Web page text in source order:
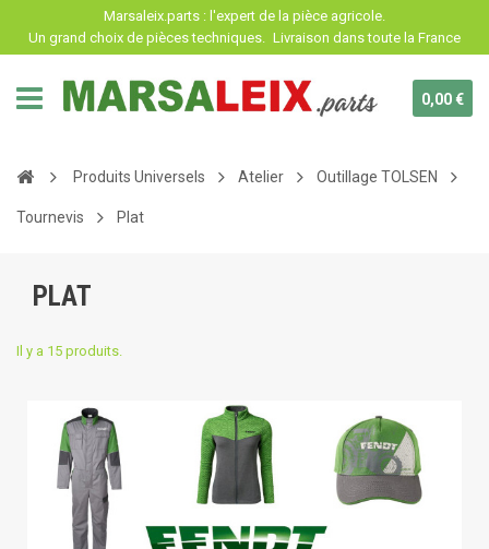
Marsaleix.parts : l'expert de la pièce agricole.
Un grand choix de pièces techniques. Livraison dans toute la France
0,00 €
Produits Universels Atelier Outillage TOLSEN
Tournevis Plat
PLAT
Il y a 15 produits.
Panneau de gestion des cookies